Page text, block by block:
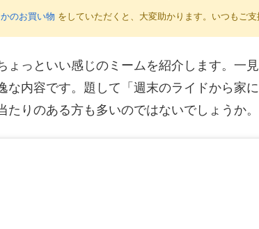
のお買い物 をしていただくと、大変助かります。いつもご
ょっといい感じのミームを紹介します。一
な内容です。題して「週末のライドから家
たりのある方も多いのではないでしょうか。